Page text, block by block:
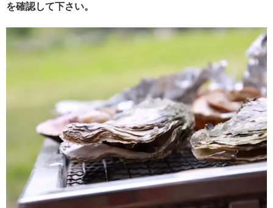
を確認して下さい。